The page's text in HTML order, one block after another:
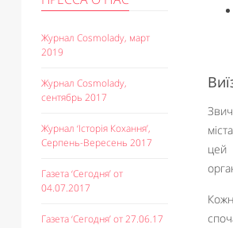
Журнал Cosmolady, март
2019
Журнал Cosmolady,
сентябрь 2017
Журнал ‘Історія Кохання’,
Серпень-Вересень 2017
Газета ‘Сегодня’ от
04.07.2017
Газета ‘Сегодня’ от 27.06.17
цей